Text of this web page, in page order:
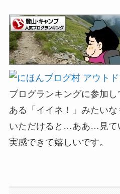
ブログランキングに参加
ある「イイネ！」みたい
いただけると…ああ…見て
実感できて嬉しいです。